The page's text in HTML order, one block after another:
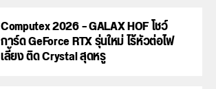
Computex 2026 – GALAX HOF โชว์
การ์ด GeForce RTX รุ่นใหม่ ไร้หัวต่อไฟ
เลี้ยง ติด Crystal สุดหรู